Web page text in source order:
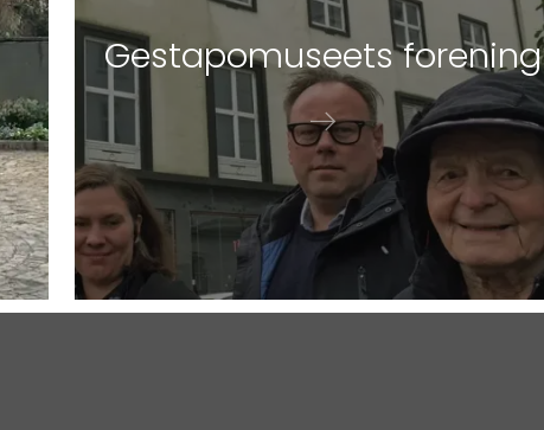
Ge­stapo­mu­se­ets for­ening